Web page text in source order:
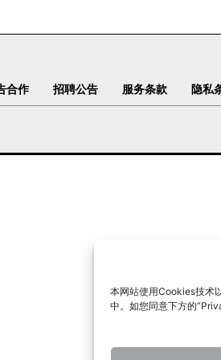
本网站使用Cookies技术
中。如您同意下方的
合作 招聘公告 服务条款 隐私